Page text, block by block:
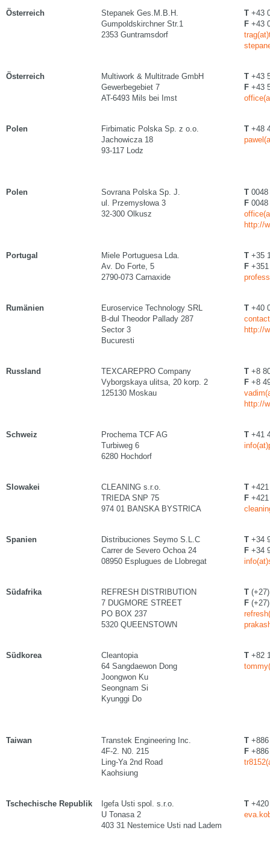
Österreich
Stepanek Ges.M.B.H.
Gumpoldskirchner Str.1
2353 Guntramsdorf
T +43
F +43
Österreich
Multiwork & Multitrade GmbH
Gewerbegebiet 7
AT-6493 Mils bei Imst
T +43
F +43
Polen
Firbimatic Polska Sp. z o.o.
Jachowicza 18
93-117 Lodz
T +48
Polen
Sovrana Polska Sp. J.
ul. Przemysłowa 3
32-300 Olkusz
T
F
http://
Portugal
Miele Portuguesa Lda.
Av. Do Forte, 5
2790-073 Carnaxide
T +35
F
Rumänien
Euroservice Technology SRL
B-dul Theodor Pallady 287
Sector 3
Bucuresti
T +40
http://
Russland
TEXCAREPRO Company
Vyborgskaya ulitsa, 20 korp. 2
125130 Moskau
T +8
F +8
http://
Schweiz
Prochema TCF AG
Turbiweg 6
6280 Hochdorf
T +41
Slowakei
CLEANING s.r.o.
TRIEDA SNP 75
974 01 BANSKA BYSTRICA
T
F
Spanien
Distribuciones Seymo S.L.C
Carrer de Severo Ochoa 24
08950 Esplugues de Llobregat
T +34
F +34
Südafrika
REFRESH DISTRIBUTION
7 DUGMORE STREET
PO BOX 237
5320 QUEENSTOWN
T
F
Südkorea
Cleantopia
64 Sangdaewon Dong
Joongwon Ku
Seongnam Si
Kyunggi Do
T +82
Taiwan
Transtek Engineering Inc.
4F-2. N0. 215
Ling-Ya 2nd Road
Kaohsiung
T
F
Tschechische Republik
Igefa Usti spol. s.r.o.
U Tonasa 2
403 31 Nestemice Usti nad Ladem
T